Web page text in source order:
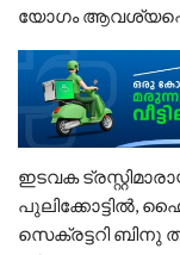
യോഗം
ഇടവക
പുലിക്കോട്ടിൽ,
സെക്രട്ടറി ബിനു